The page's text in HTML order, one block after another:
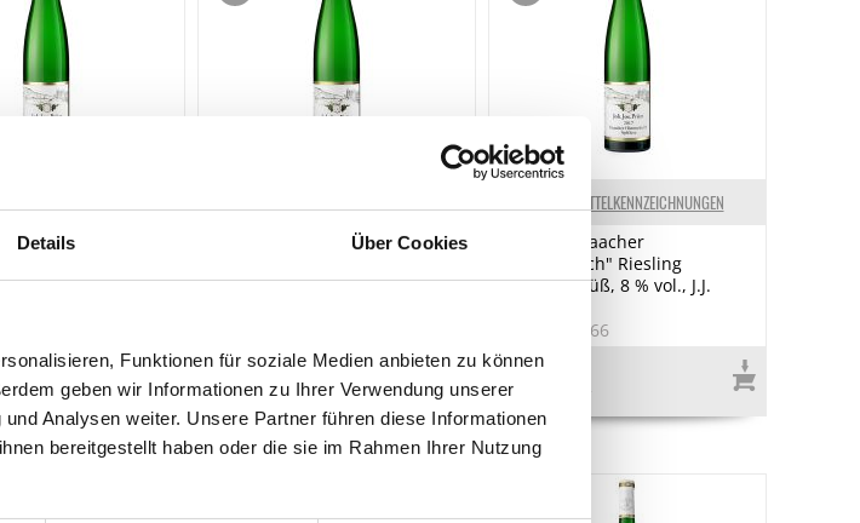
Details Über Cookies
Funktionen für soziale Medien anbieten zu können
geben wir Informationen zu Ihrer Verwendung unserer
Analysen weiter. Unsere Partner führen diese Informationen
bereitgestellt haben oder die sie im Rahmen Ihrer Nutzung
vol., J.J. Prüm, 1,5
2017er "Graacher
Auslese, süß, 8,5 % vol., J.J.
€ 114,00*
€ 76,00*/ Liter
LEBENSMITTELKENNZEICHNUNGEN
2017er "Graacher
Himmelreich" Riesling
Spätlese, süß, 8 % vol., J.J.
Art.Nr.:50866
€ 98,00*
€ 65,33*